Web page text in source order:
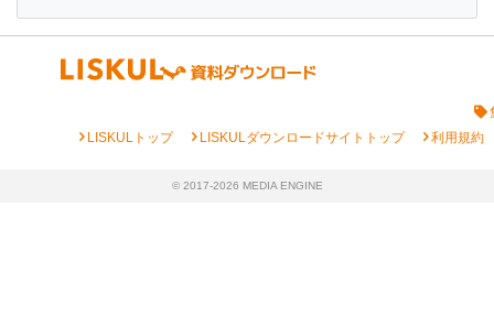
chevron_rightLISKULトップ chevron_rightLISKULダウンロードサイトトップ chevron_right利用規約
© 2017-2026 MEDIA ENGINE